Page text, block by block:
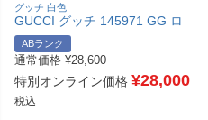
グッチ 白色
GUCCI グッチ 145971 GG ロ
ゴ 肩掛け カバン トートバッグ
ショルダーバッグ GGキャンバ
ス/レザー ユニセックス ホワイ
ト 【中古】
ABランク
通常価格 ¥28,600
特別オンライン価格 ¥28,000
税込